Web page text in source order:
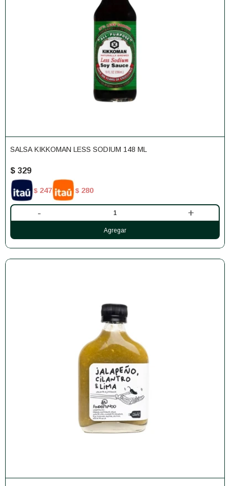
SALSA KIKKOMAN LESS SODIUM 148 ML
$ 329
$ 247 $ 280
- +